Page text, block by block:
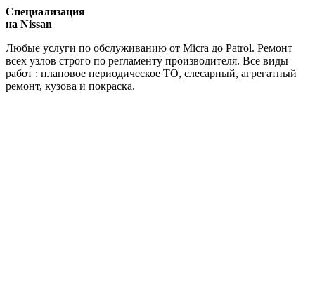
Специализация
на Nissan
Любые услуги по обслуживанию от Micra до Patrol. Ремонт
всех узлов строго по регламенту производителя. Все виды
работ : плановое периодическое ТО, слесарный, агрегатный
ремонт, кузова и покраска.